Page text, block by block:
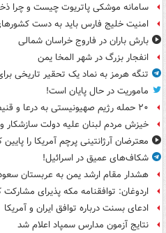
سامانه موشکی پاتریوت چیست و چرا
امنیت خلیج فارس باید به دست
بارش باران در فاروج خراسان شمالی
انفجار بزرگ در شهر المخا یمن
تنگه هرمز به نماد یک تحقیر تاریخی
ماموریت در حال پایان است!
۲۰ حمله رژیم صهیونیستی به درعا و قنیطره در یک هفته
خیزش مردم لبنان علیه دولت سازشکار
معترضان آرژانتینی پرچم آمریکا را
شکاف‌های عمیق در اسرائیل!
هشدار مقام ارشد یمن به عربستان
اردوغان: توافقنامه مکه پذیرای
ادعای بسنت درباره توافق ایران و آمریکا
نتایج آزمون مدارس سمپاد اعلام شد